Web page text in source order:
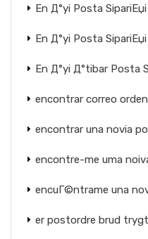
En Д°yi Posta
En Д°yi Posta
En Д°yi Д°tibar Posta
encontrar correo
encontrar una novia
encontre-me uma
encuГ©ntrame una
er postordre brud trygt